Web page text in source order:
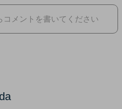
コメントを書いてください